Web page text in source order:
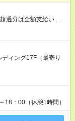
過分は全額支給いたし
なし残業時間 10時間
・業績による） ※あな
す。※超過分は全額
ィング17F（最寄り
18：00（休憩1時間）